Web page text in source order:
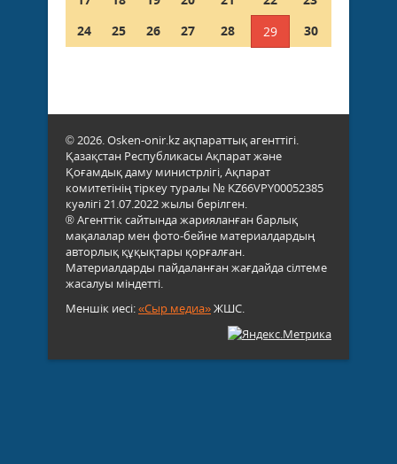
24
25 26 27 28 29 30
© 2026. Osken-onir.kz ақпараттық агенттігі.
Қазақстан Республикасы Ақпарат және
Қоғамдық даму министрлігі, Ақпарат
комитетінің тіркеу туралы № KZ66VPY00052385
куәлігі 21.07.2022 жылы берілген.
® Агенттік сайтында жарияланған барлық
мақалалар мен фото-бейне материалдардың
авторлық құқықтары қорғалған.
Материалдарды пайдаланған жағдайда сілтеме
жасалуы міндетті.
Меншік иесі:«Сыр медиа»ЖШС.